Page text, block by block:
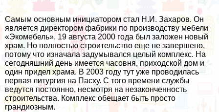
Самым основным инициатором стал Н.И. Захаров. Он
является директором фабрики по производству мебели
«Экомебель». 19 августа 2000 года был заложен новый
храм. Но полностью строительство еще не завершено,
потому что изначала задумывался целый комплекс. На
сегодняшний день имеется часовня, приходской дом и
один придел храма. В 2003 году тут уже проводилась
первая литургия на Пасху. С того времени службы
ведутся постоянно, несмотря на незаконченность
строительства. Комплекс обещает быть просто
грандиозным.